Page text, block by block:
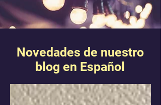
Novedades de nuestro
blog en Español